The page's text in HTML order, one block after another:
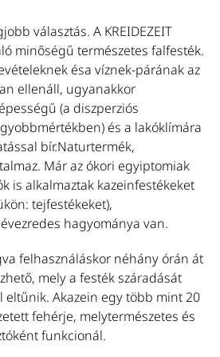
választás. A KREIDEZEIT
minőségű természetes falfesték.
ésa víznek-párának az
ellenáll, ugyanakkor
(a diszperziós
és a lakóklímára
bír.Naturtermék,
Már az ókori egyiptomiak
is alkalmaztak kazeinfestékeket
tejfestékeket),
hagyománya van.
felhasználáskor néhány órán át
mely a festék száradását
eltűnik. Akazein egy több mint 20
fehérje, melytermészetes és
funkcionál.